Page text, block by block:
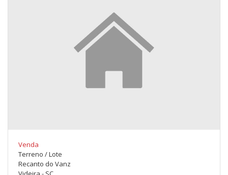
Venda
Terreno / Lote
Recanto do Vanz